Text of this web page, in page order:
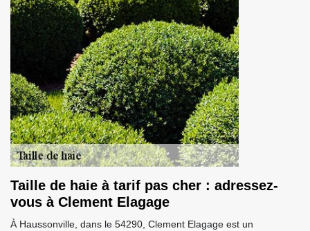
Taille de haie à tarif pas cher : adressez-
vous à Clement Elagage
À Haussonville, dans le 54290, Clement Elagage est un